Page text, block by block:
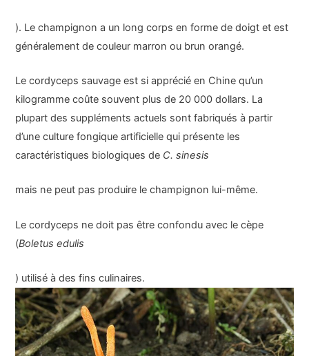
). Le champignon a un long corps en forme de doigt et est
généralement de couleur marron ou brun orangé.
Le cordyceps sauvage est si apprécié en Chine qu’un
kilogramme coûte souvent plus de 20 000 dollars. La
plupart des suppléments actuels sont fabriqués à partir
d’une culture fongique artificielle qui présente les
caractéristiques biologiques de C. sinesis
mais ne peut pas produire le champignon lui-même.
Le cordyceps ne doit pas être confondu avec le cèpe
(Boletus edulis
) utilisé à des fins culinaires.